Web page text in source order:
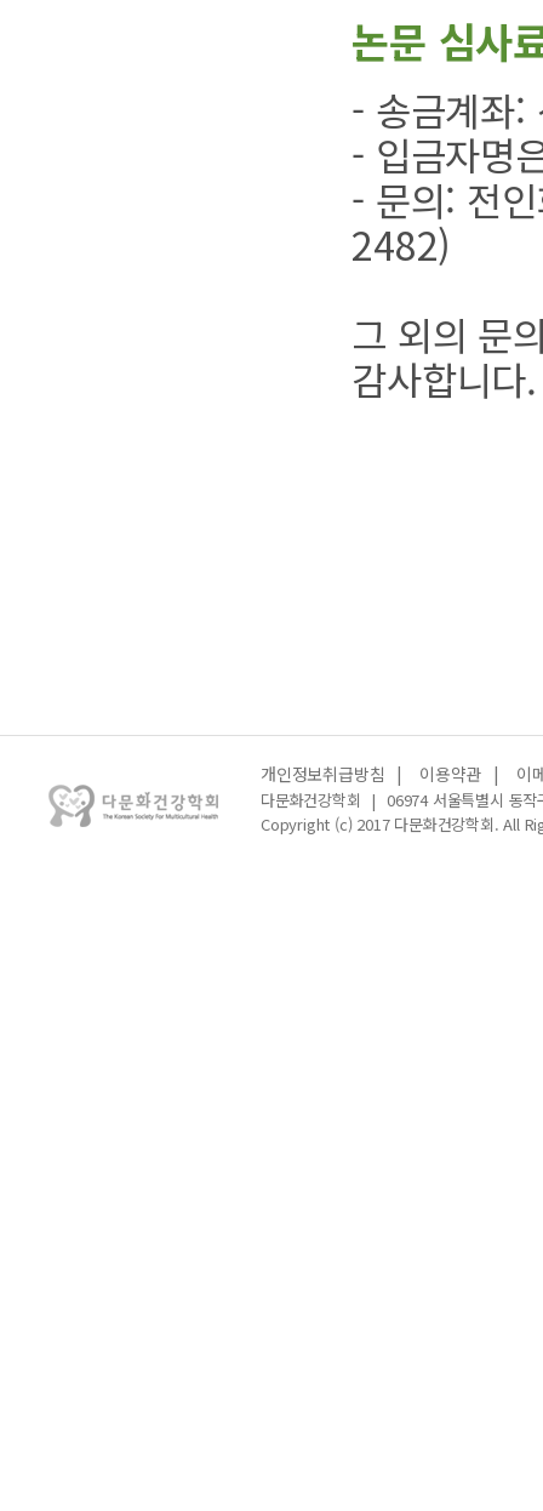
논문 심사
- 송금계좌
- 입금자명
- 문의: 전
2482)
그 외의 문
감사합니다.
개인정보취급방침 | 이용약관 | 이
다문화건강학회 | 06974 서울특별시 동
Copyright (c) 2017 다문화건강학회. All